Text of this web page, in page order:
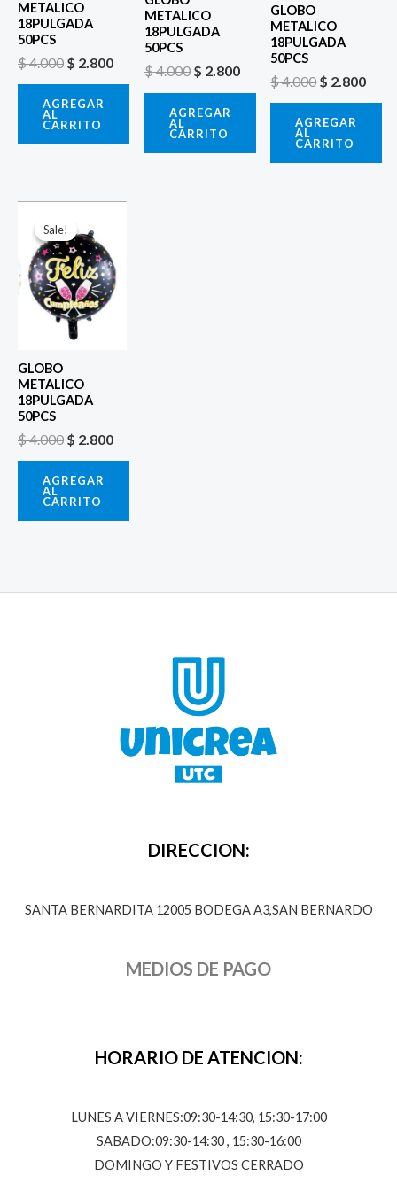
METALICO
18PULGADA
50PCS
$4.000 $ 2.800
AGREGAR
AL
CARRITO
METALICO
18PULGADA
50PCS
$4.000 $ 2.800
AGREGAR
AL
CARRITO
GLOBO
METALICO
18PULGADA
50PCS
$4.000$ 2.800
AGREGAR
AL
CARRITO
Sale!
Sale!
GLOBO
METALICO
18PULGADA
50PCS
$4.000
precio
original
era:
$ 4.000.
$ 2.800
es:
$ 2.800.
AGREGAR
AL
CARRITO
DIRECCION:
SANTA BERNARDITA 12005 BODEGA A3,SAN BERNARDO
MEDIOS DE PAGO
HORARIO DE ATENCION:
LUNES A VIERNES:09:30-14:30, 15:30-17:00
SABADO:09:30-14:30 , 15:30-16:00
DOMINGO Y FESTIVOS CERRADO